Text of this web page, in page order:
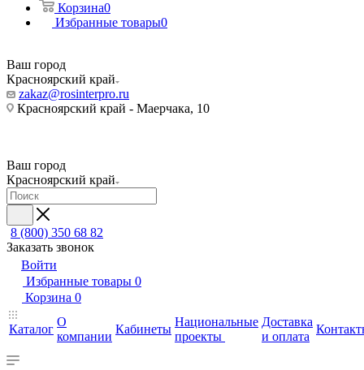
Корзина0
Избранные товары0
Ваш город
Красноярский край
zakaz@rosinterpro.ru
Красноярский край - Маерчака, 10
Ваш город
Красноярский край
8 (800) 350 68 82
Заказать звонок
Войти
Избранные товары 0
Корзина 0
Каталог
О
компании
Кабинеты
Национальные
проекты
Доставка
и оплата